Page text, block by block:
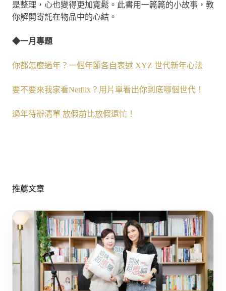
是整理，心也變得更加寬鬆。此書用一篇篇的小故事，教
你解開寄託在物品中的心結。
◆一月專題
你都怎麼過年？一個年節各自表述 XYZ 世代新年心法
要不要來我家看Netflix？用片單看出你到底哪個世代！
過年待辦清單 放假前比放假還忙！
推薦文章